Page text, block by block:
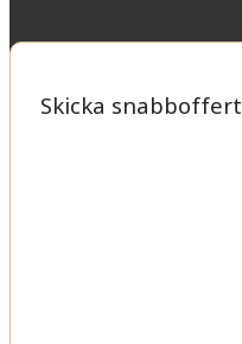
Skicka snabboffert